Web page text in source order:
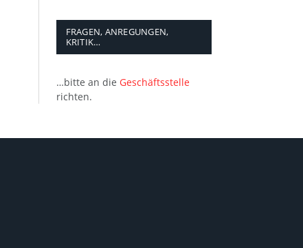
FRAGEN, ANREGUNGEN,
KRITIK…
…bitte an die Geschäftsstelle
richten.